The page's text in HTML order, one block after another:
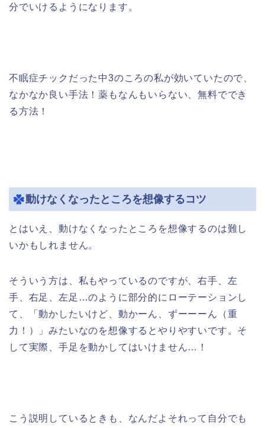
分でいけるようになります。
不眠症チックだった中3のころの私が効いていたので、
なかなか良い手法！薬もなんもいらない、無料ででき
る方法！
動けなくなったところを想像するコツ
とはいえ、動けなくなったところを想像するのは難し
いかもしれません。
そういう方は、私もやっているのですが、右手、左
手、右足、左足…のように部分的にローテーションし
て、「動かしたいけど、動かーん、ずーーーん（重
力！）」みたいなのを想像するとやりやすいです。そ
して実際、手足を動かしてはいけません…！
こう説明しているときも、なんだよそれって自分でも